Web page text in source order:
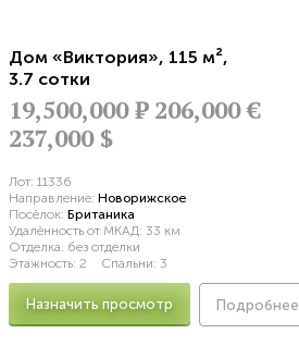
Дом «Виктория», 115 м²,
3.7 сотки
19,500,000Р 206,000 €
237,000 $
Лот: 11336
Направление: Новорижское
Посёлок: Британика
Удалённость от МКАД: 33 км
Отделка: без отделки
Этажность: 2 Спальни: 3
Назначить просмотр Подробнее